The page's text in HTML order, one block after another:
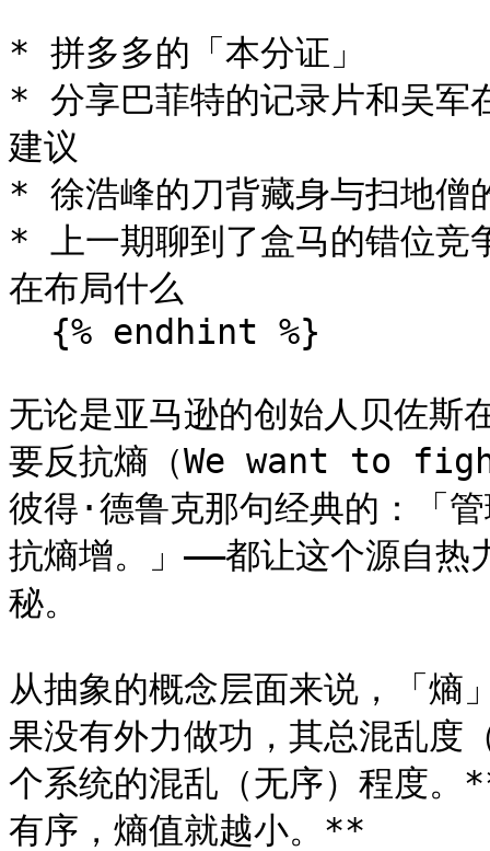
* 拼多多的「本分证」
* 分享巴菲特的记录片和吴军
建议
* 徐浩峰的刀背藏身与扫地僧
* 上一期聊到了盒马的错位竞
在布局什么
无论是亚马逊的创始人贝佐斯
要反抗熵（We want to
彼得·德鲁克那句经典的：「
抗熵增。」——都让这个源自热
秘。
从抽象的概念层面来说，「熵
果没有外力做功，其总混乱度
个系统的混乱（无序）程度。
有序，熵值就越小。**